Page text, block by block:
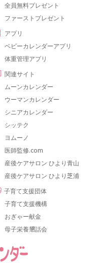
全員無料プレゼント
ファーストプレゼント
アプリ
ベビーカレンダーアプリ
体重管理アプリ
関連サイト
ムーンカレンダー
ウーマンカレンダー
シニアカレンダー
シッテク
ヨムーノ
医師監修.com
産後ケアサロン ひより青山
産後ケアサロン ひより芝浦
子育て支援団体
子育て支援機構
おぎゃー献金
母子栄養懇話会